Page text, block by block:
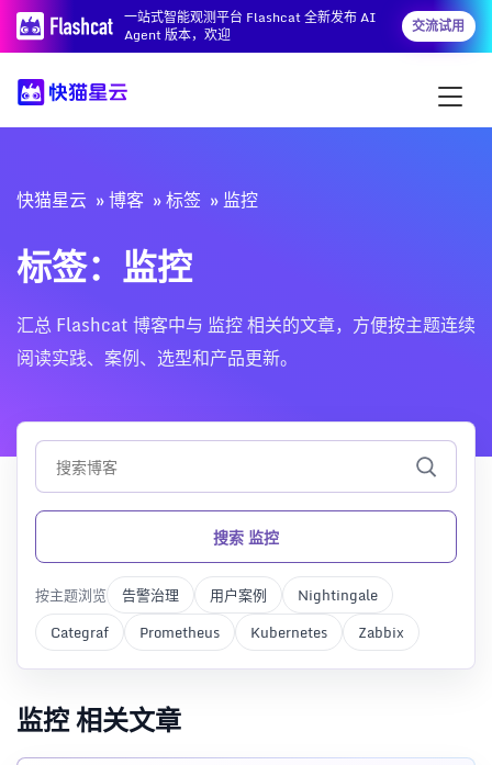
一站式智能观测平台 Flashcat 全新发布 AI
Agent 版本，欢迎
交流试用
快猫星云 博客 标签 监控
标签：监控
汇总 Flashcat 博客中与 监控 相关的文章，方便按主题连续
阅读实践、案例、选型和产品更新。
搜索 监控
按主题浏览 告警治理 用户案例
Nightingale
Categraf
Prometheus Kubernetes Zabbix
监控 相关文章